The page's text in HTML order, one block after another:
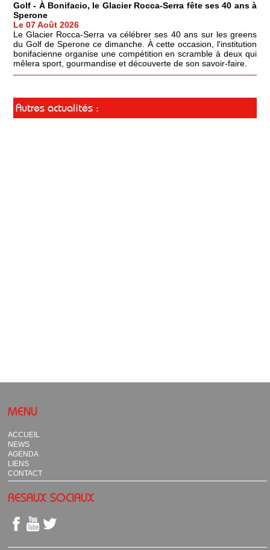
Golf - À Bonifacio, le Glacier Rocca-Serra fête ses 40 ans à
Sperone
Le 07 Août 2026
Le Glacier Rocca-Serra va célébrer ses 40 ans sur les greens
du Golf de Sperone ce dimanche. À cette occasion, l'institution
bonifacienne organise une compétition en scramble à deux qui
mêlera sport, gourmandise et découverte de son savoir-faire.
Autres actualités :
MENU
ACCUEIL
NEWS
AGENDA
LIENS
CONTACT
RESAUX SOCIAUX